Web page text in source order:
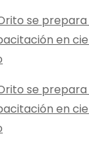
se
en
se
en